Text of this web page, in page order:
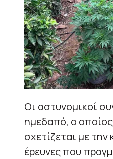
Οι αστυνομικοί
ημεδαπό, ο
σχετίζεται με την
έρευνες που